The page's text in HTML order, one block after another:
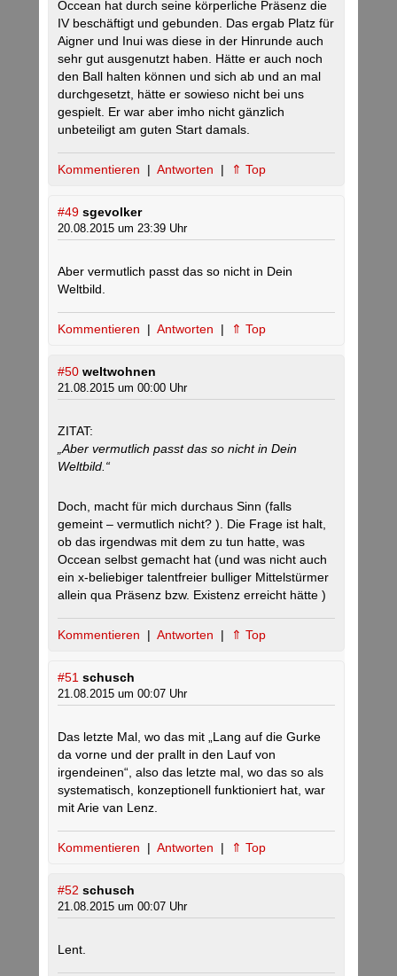
Occean hat durch seine körperliche Präsenz die
IV beschäftigt und gebunden. Das ergab Platz für
Aigner und Inui was diese in der Hinrunde auch
sehr gut ausgenutzt haben. Hätte er auch noch
den Ball halten können und sich ab und an mal
durchgesetzt, hätte er sowieso nicht bei uns
gespielt. Er war aber imho nicht gänzlich
unbeteiligt am guten Start damals.
Kommentieren | Antworten | ⇑ Top
#49 sgevolker
20.08.2015 um 23:39 Uhr
Aber vermutlich passt das so nicht in Dein
Weltbild.
Kommentieren | Antworten | ⇑ Top
#50 weltwohnen
21.08.2015 um 00:00 Uhr
ZITAT:
„Aber vermutlich passt das so nicht in Dein
Weltbild.“
Doch, macht für mich durchaus Sinn (falls
gemeint – vermutlich nicht? ). Die Frage ist halt,
ob das irgendwas mit dem zu tun hatte, was
Occean selbst gemacht hat (und was nicht auch
ein x-beliebiger talentfreier bulliger Mittelstürmer
allein qua Präsenz bzw. Existenz erreicht hätte )
Kommentieren | Antworten | ⇑ Top
#51 schusch
21.08.2015 um 00:07 Uhr
Das letzte Mal, wo das mit „Lang auf die Gurke
da vorne und der prallt in den Lauf von
irgendeinen“, also das letzte mal, wo das so als
systematisch, konzeptionell funktioniert hat, war
mit Arie van Lenz.
Kommentieren | Antworten | ⇑ Top
#52 schusch
21.08.2015 um 00:07 Uhr
Lent.